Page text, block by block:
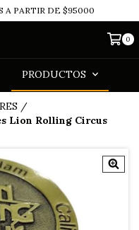
A PARTIR DE $95000
0
PRODUCTOS
/
Lion Rolling Circus